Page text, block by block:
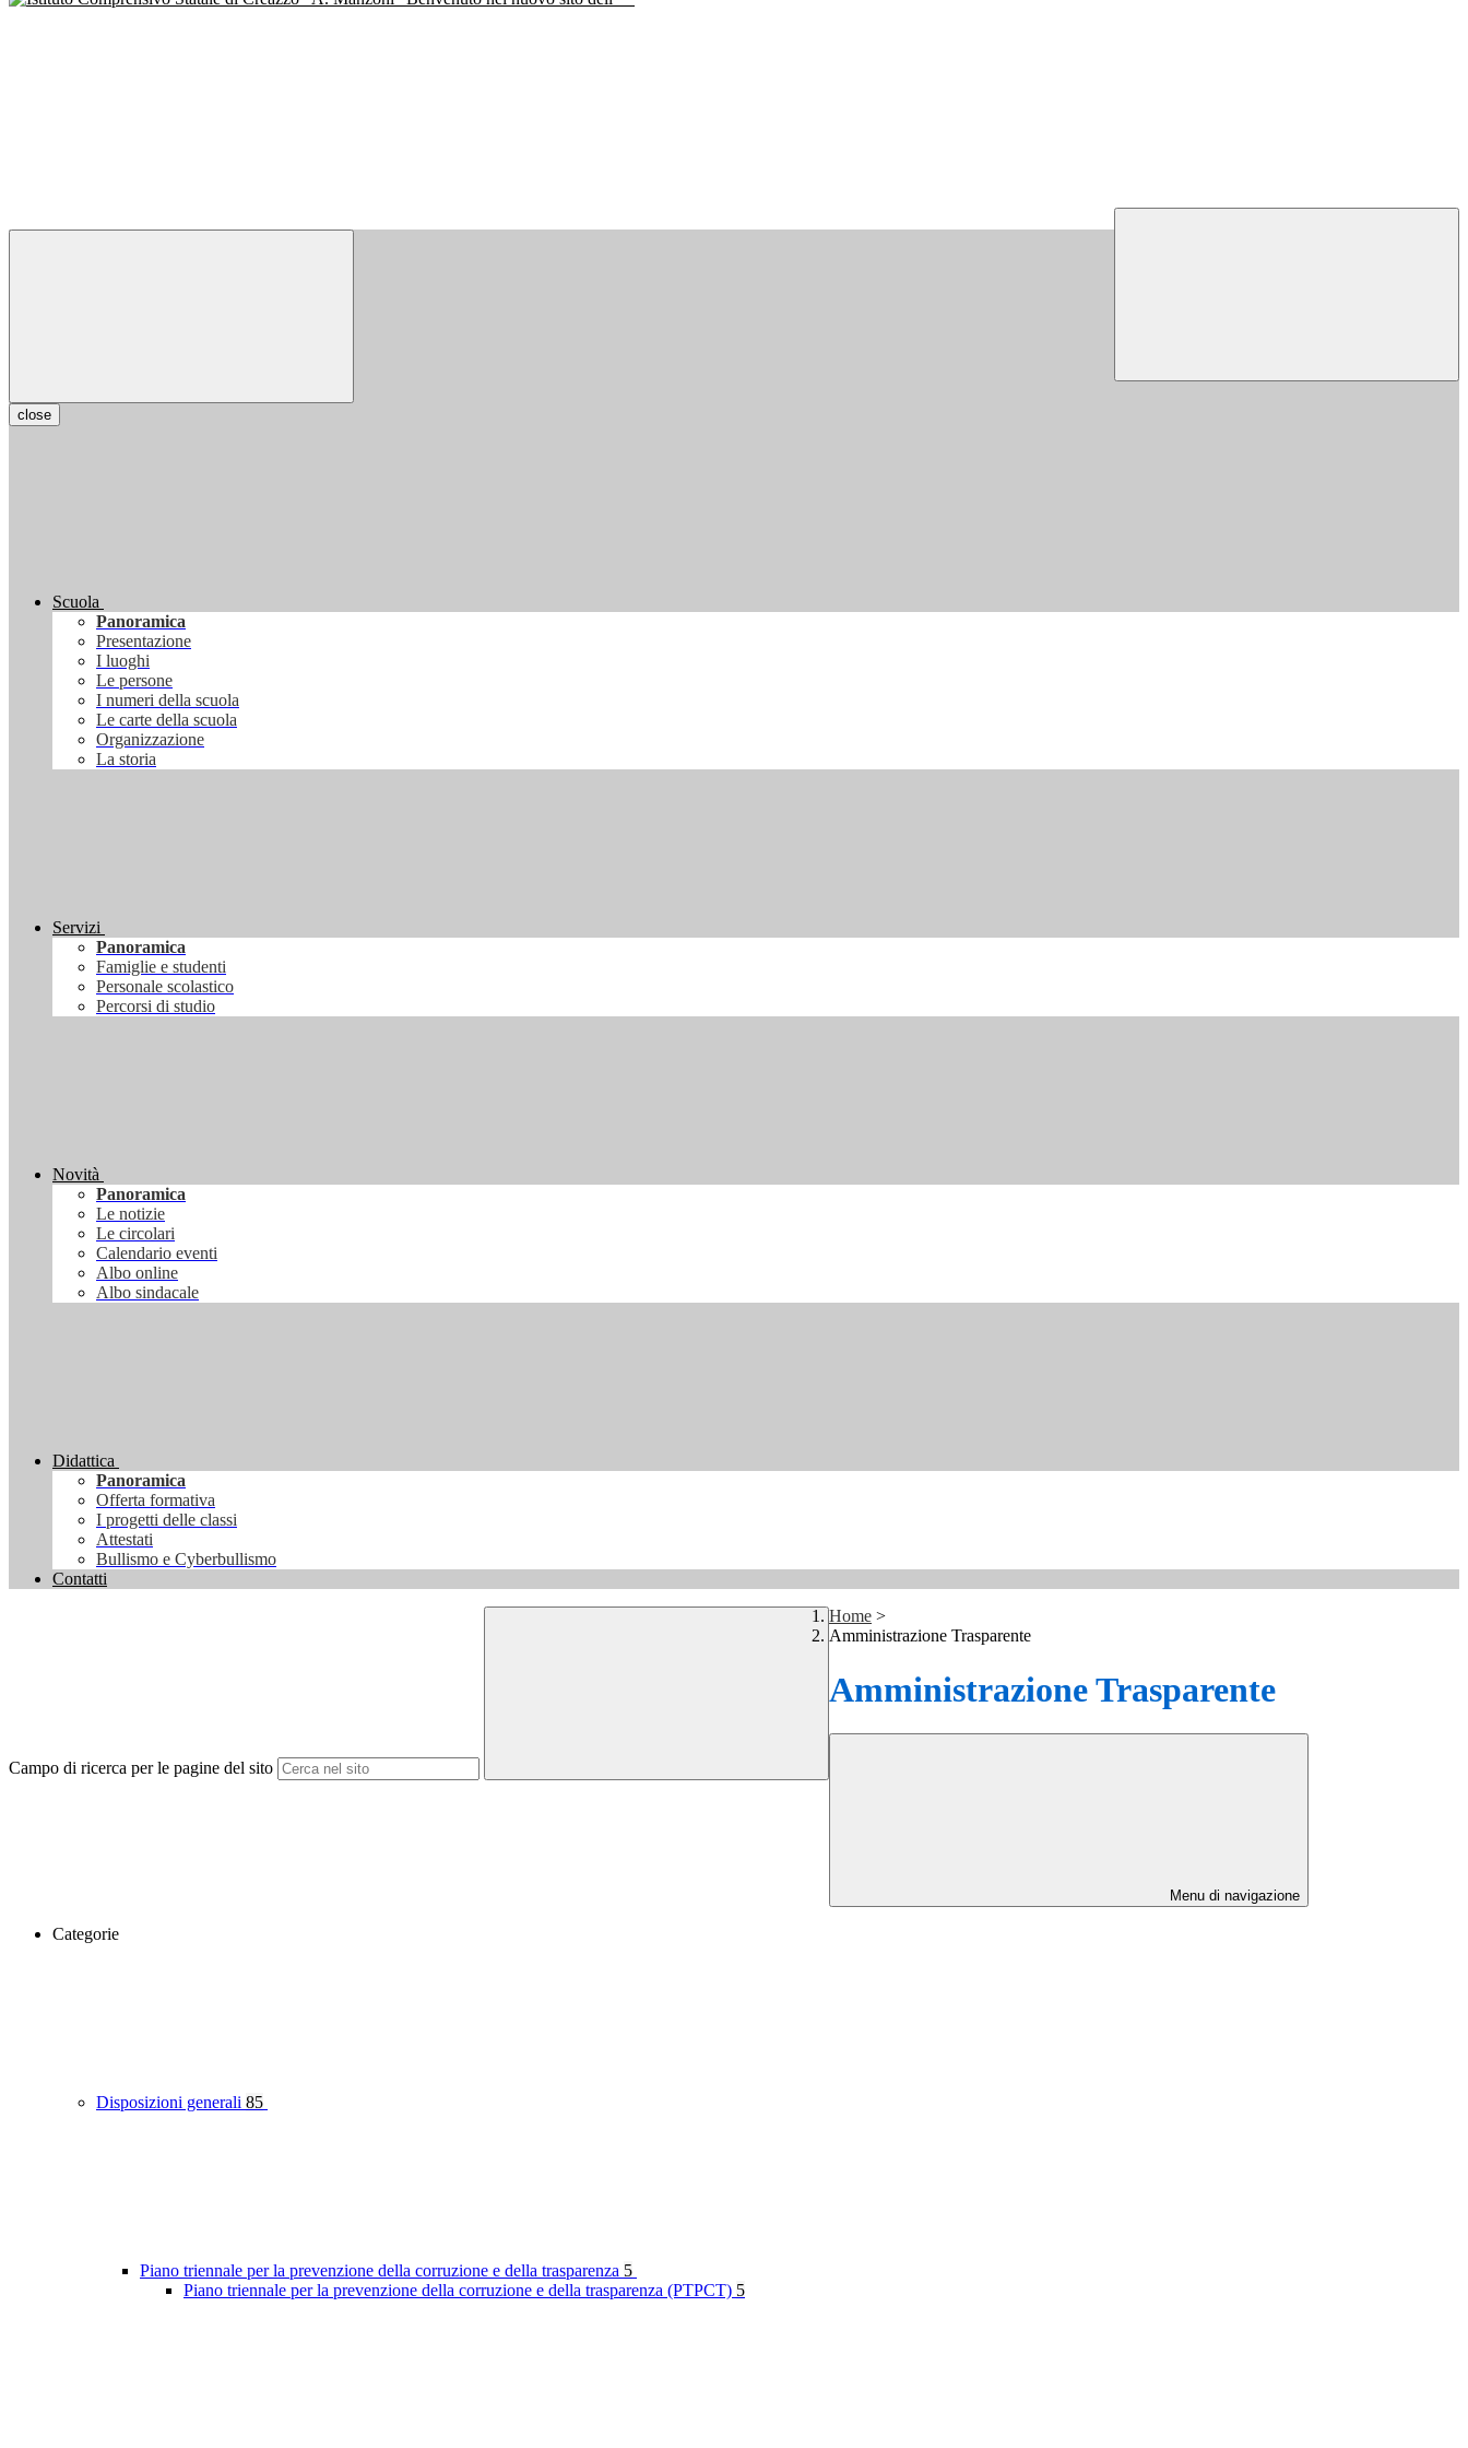
close
Scuola
Panoramica
Presentazione
I luoghi
Le persone
I numeri della scuola
Le carte della scuola
Organizzazione
La storia
Servizi
Panoramica
Famiglie e studenti
Personale scolastico
Percorsi di studio
Novità
Panoramica
Le notizie
Le circolari
Calendario eventi
Albo online
Albo sindacale
Didattica
Panoramica
Offerta formativa
I progetti delle classi
Attestati
Bullismo e Cyberbullismo
Contatti
Campo di ricerca per le pagine del sito
Home >
Amministrazione Trasparente
Amministrazione Trasparente
Menu di navigazione
Categorie
Disposizioni generali 85
Piano triennale per la prevenzione della corruzione e della trasparenza 5
Piano triennale per la prevenzione della corruzione e della trasparenza (PTPCT) 5